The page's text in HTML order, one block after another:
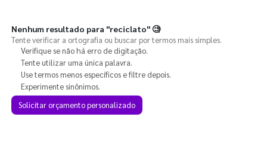
Nenhum resultado para "reciclato"🧐
Tente verificar a ortografia ou buscar por termos mais simples.
Verifique se não há erro de digitação.
Tente utilizar uma única palavra.
Use termos menos específicos e filtre depois.
Experimente sinônimos.
Solicitar orçamento personalizado